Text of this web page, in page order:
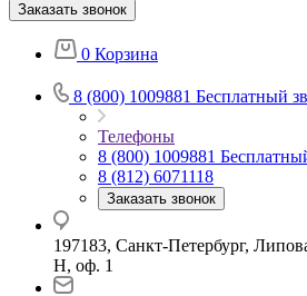
Заказать звонок
0 Корзина
8 (800) 1009881 Бесплатный
Телефоны
8 (800) 1009881
8 (812) 6071118
Заказать звонок
197183, Санкт-Петербург,
Н, оф. 1